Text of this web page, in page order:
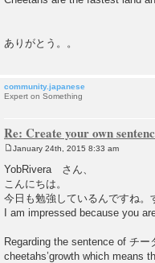
ありがとう。。
community.japanese
Expert on Something
Re: Create your own
o
s
January 24th, 2015 8:33 am
YobRivera さん、
こんにちは。
今日も勉強しているんですね。
I am impressed because you
Regarding the sentence of チ
cheetahs’growth which means